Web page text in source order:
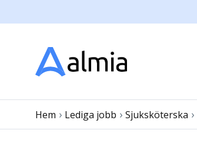
Hem › Lediga jobb › Sjuksköterska ›